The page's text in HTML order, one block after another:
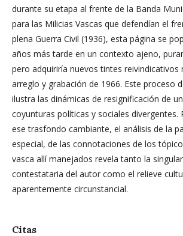
durante su etapa al frente de la Banda
para las Milicias Vascas que defendían el
plena Guerra Civil (1936), esta página se
años más tarde en un contexto ajeno,
pero adquiriría nuevos tintes reivindicativos
arreglo y grabación de 1966. Este proceso
ilustra las dinámicas de resignificación de
coyunturas políticas y sociales divergentes.
ese trasfondo cambiante, el análisis de la
especial, de las connotaciones de los
vasca allí manejados revela tanto la
contestataria del autor como el relieve
aparentemente circunstancial.
Citas